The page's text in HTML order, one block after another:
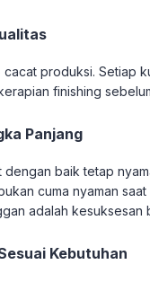
cacat produksi. Setiap
finishing
Panjang
dengan baik tetap
cuma nyaman
adalah kesuksesan
Kebutuhan